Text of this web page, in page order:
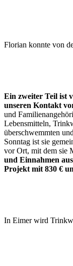
Florian konnte von
Ein zweiter Teil ist
unseren Kontakt
und
Lebensmitteln,
überschwemmten
Sonntag ist sie
vor Ort, mit dem sie
und Einnahmen
Projekt mit 830 €
In Eimer wird